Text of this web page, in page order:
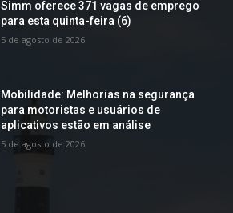
Simm oferece 371 vagas de emprego
para esta quinta-feira (6)
5 de agosto de 2026
Mobilidade: Melhorias na segurança
para motoristas e usuários de
aplicativos estão em análise
5 de agosto de 2026